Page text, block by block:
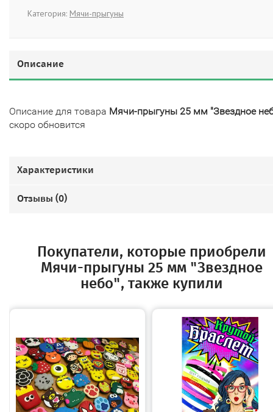
Категория: Мячи-прыгуны
Описание
Описание для товара Мячи-прыгуны 25 мм "Звездное
скоро обновится
Характеристики
Отзывы (0)
Покупатели, которые приобрели
Мячи-прыгуны 25 мм "Звездное
небо", также купили